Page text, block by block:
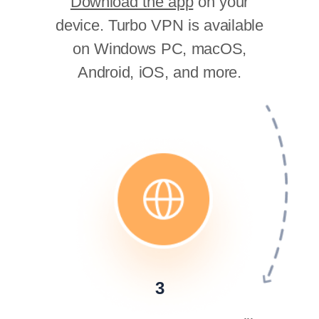
device. Turbo VPN is available
on Windows PC, macOS,
Android, iOS, and more.
3